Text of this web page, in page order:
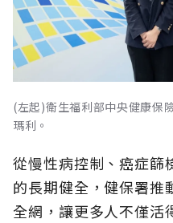
(左起)衛生福利部中央健康保
瑪利。
從慢性病控制、癌症篩
的長期健全，健保署推
全網，讓更多人不僅活